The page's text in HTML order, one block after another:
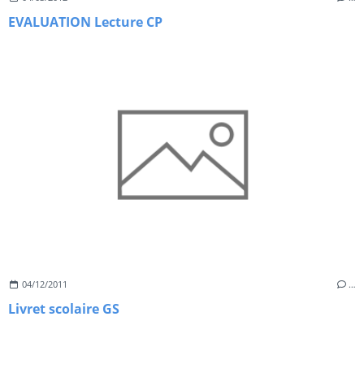
EVALUATION Lecture CP
04/12/2011 …
Livret scolaire GS